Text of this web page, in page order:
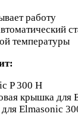
работу
температуры
P 300 H
крышка для
Elmasonic